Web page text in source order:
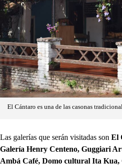
El Cántaro es una de las casonas
Las galerías que serán visitadas son El
Galería Henry Centeno, Guggiari
Ambá Café, Domo cultural Ita Kua,